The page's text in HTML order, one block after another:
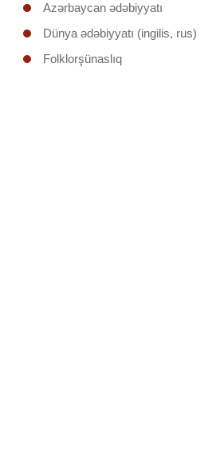
Azərbaycan ədəbiyyatı
Dünya ədəbiyyatı (ingilis, rus)
Folklorşünaslıq